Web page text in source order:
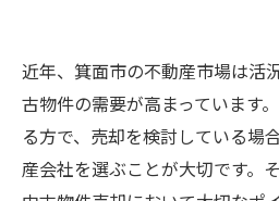
近年、箕面市の不動産市場は活
古物件の需要が高まっています
る方で、売却を検討している場
産会社を選ぶことが大切です。